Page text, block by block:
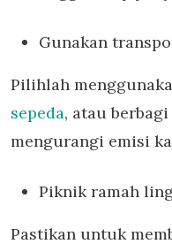
Gunakan
Pilihlah
sepeda, atau
mengurangi emisi
Piknik ramah
Pastikan untuk